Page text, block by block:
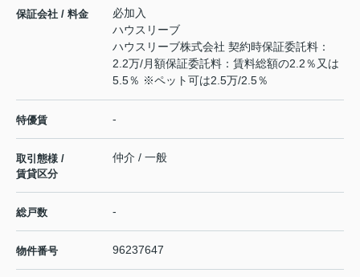
保証会社 / 料金
必加入
ハウスリーブ
ハウスリーブ株式会社 契約時保証委託料：
2.2万/月額保証委託料：賃料総額の2.2％又は
5.5％ ※ペット可は2.5万/2.5％
特優賃 -
取引態様 /
賃貸区分
仲介 / 一般
総戸数 -
物件番号 96237647